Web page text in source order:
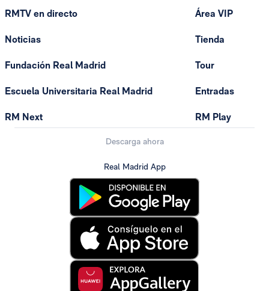
RMTV en directo
Noticias
Fundación Real Madrid
Escuela Universitaria Real Madrid
RM Next
Área VIP
Tienda
Tour
Entradas
RM Play
Descarga ahora
Real Madrid App